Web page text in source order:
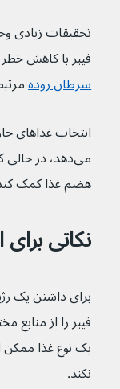
فیبر با کاهش
سرطان روده
انتخاب غذاهای
هضم غذا کمک
نکاتی
برای داشتن یک
فیبر را از
یک نوع غذا ممکن
نکند.